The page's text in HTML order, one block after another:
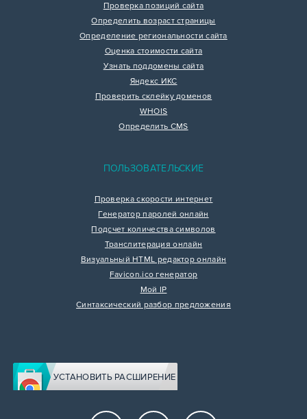
Проверка позиций сайта
Определить возраст страницы
Определение региональности сайта
Оценка стоимости сайта
Узнать поддомены сайта
Яндекс ИКС
Проверить склейку доменов
WHOIS
Определить CMS
ПОЛЬЗОВАТЕЛЬСКИЕ
Проверка скорости интернет
Генератор паролей онлайн
Подсчет количества символов
Транслитерация онлайн
Визуальный HTML редактор онлайн
Favicon.ico генератор
Мой IP
Синтаксический разбор предложения
УСТАНОВИТЬ РАСШИРЕНИЕ